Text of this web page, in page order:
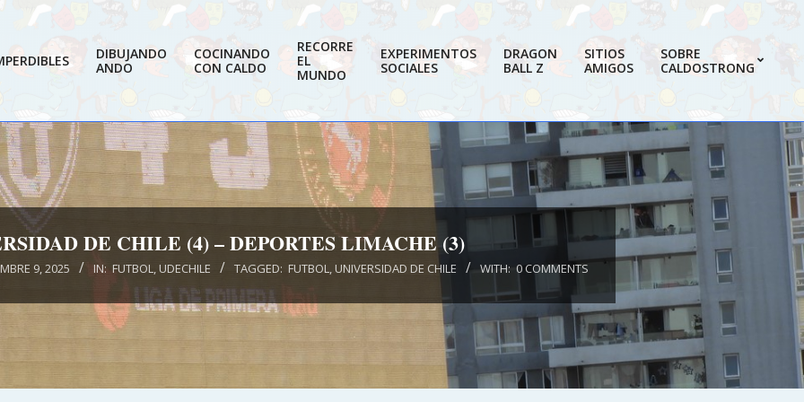
DIBUJANDO
ANDO
COCINANDO
CON CALDO
RECORRE
EL
MUNDO
EXPERIMENTOS
SOCIALES
DRAGON
BALL Z
SITIOS
AMIGOS
SOBRE
CALDOSTRONG
DE CHILE (4) – DEPORTES LIMACHE (3)
9, 2025 IN: FUTBOL,UDECHILE TAGGED: FUTBOL,UNIVERSIDAD DE CHILE WITH: 0 COMMENTS